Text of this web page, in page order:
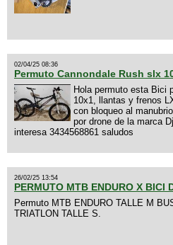
02/04/25 08:36
Permuto Cannondale Rush slx
Hola permuto esta Bici
10x1, llantas y frenos
con bloqueo al
por drone de la marca
interesa 3434568861 saludos
26/02/25 13:54
PERMUTO MTB ENDURO X BICI
Permuto MTB ENDURO TALLE M
TRIATLON TALLE S.